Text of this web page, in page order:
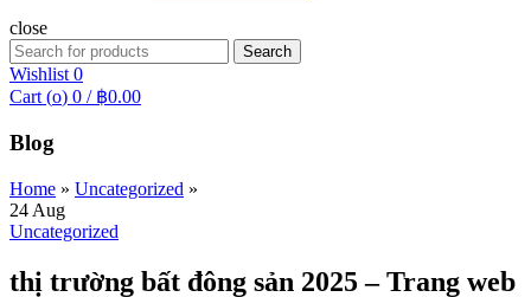
close
Search
for:
Search
Wishlist 0
Cart (o) 0 / ฿0.00
Blog
Home » Uncategorized »
24 Aug
Uncategorized
thị trường bất đông sản 2025 – Trang web